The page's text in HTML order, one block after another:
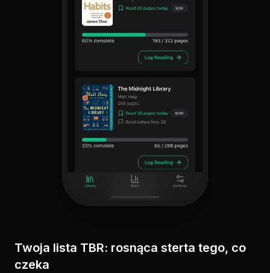
Twoja lista TBR: rosnąca sterta tego, co
czeka